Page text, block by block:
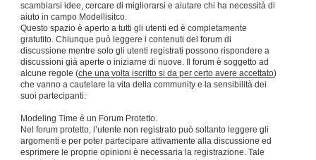
scambiarsi idee, cercare di migliorarsi e aiutare chi ha necessità di
aiuto in campo Modellisitco.
Questo spazio è aperto a tutti gli utenti ed è completamente
gratutito. Chiunque può leggere i contenuti del forum di
discussione mentre solo gli utenti registrati possono rispondere a
discussioni già aperte o iniziarne di nuove. Il forum è soggetto ad
alcune regole (che una volta iscritto si da per certo avere accettato)
che vanno a cautelare la vita della community e la sensibilità dei
suoi partecipanti:
Modeling Time è un Forum Protetto.
Nel forum protetto, l’utente non registrato può soltanto leggere gli
argomenti e per poter partecipare attivamente alla discussione ed
esprimere le proprie opinioni è necessaria la registrazione. Tale